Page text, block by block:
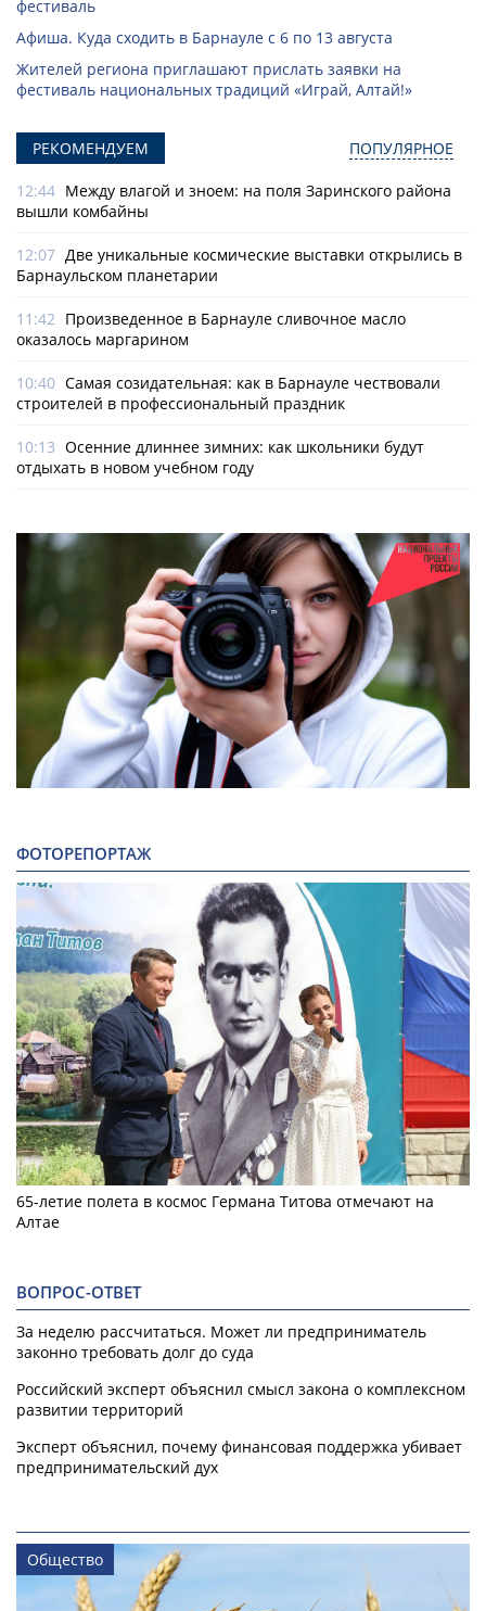
фестиваль
Афиша. Куда сходить в Барнауле с 6 по 13 августа
Жителей региона приглашают прислать заявки на
фестиваль национальных традиций «Играй, Алтай!»
РЕКОМЕНДУЕМ ПОПУЛЯРНОЕ
12:44 Между влагой и зноем: на поля Заринского района
вышли комбайны
12:07 Две уникальные космические выставки открылись в
Барнаульском планетарии
11:42 Произведенное в Барнауле сливочное масло
оказалось маргарином
10:40 Самая созидательная: как в Барнауле чествовали
строителей в профессиональный праздник
10:13 Осенние длиннее зимних: как школьники будут
отдыхать в новом учебном году
ФОТОРЕПОРТАЖ
65-летие полета в космос Германа Титова отмечают на
Алтае
ВОПРОС-ОТВЕТ
За неделю рассчитаться. Может ли предприниматель
законно требовать долг до суда
Российский эксперт объяснил смысл закона о комплексном
развитии территорий
Эксперт объяснил, почему финансовая поддержка убивает
предпринимательский дух
Общество